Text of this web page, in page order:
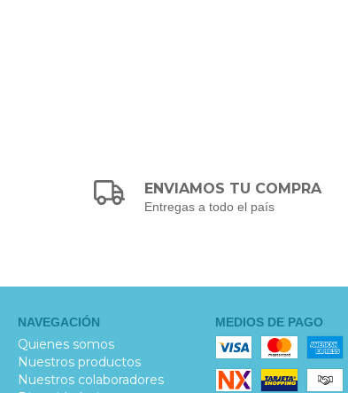
ENVIAMOS TU COMPRA
Entregas a todo el país
NAVEGACIÓN
Quienes somos
Nuestros productos
Nuestros colaboradores
MEDIOS DE PAGO